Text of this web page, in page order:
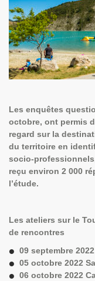
Les enquêtes
octobre, ont permis
regard sur la
du territoire en
socio-
reçu environ 2 000
l’étude.
Les ateliers sur le
de rencontres
09 septembre
05 octobre 2022
06 octobre 2022